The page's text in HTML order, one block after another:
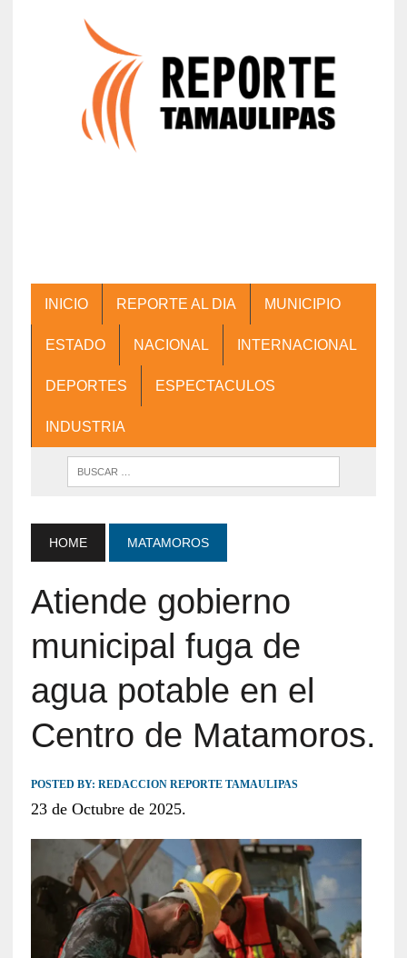
INICIO REPORTE AL DIA MUNICIPIO
ESTADO NACIONAL INTERNACIONAL
DEPORTES ESPECTACULOS
INDUSTRIA
HOME MATAMOROS
Atiende gobierno
municipal fuga de
agua potable en el
Centro de Matamoros.
POSTED BY: REDACCION REPORTE TAMAULIPAS
23 de Octubre de 2025.